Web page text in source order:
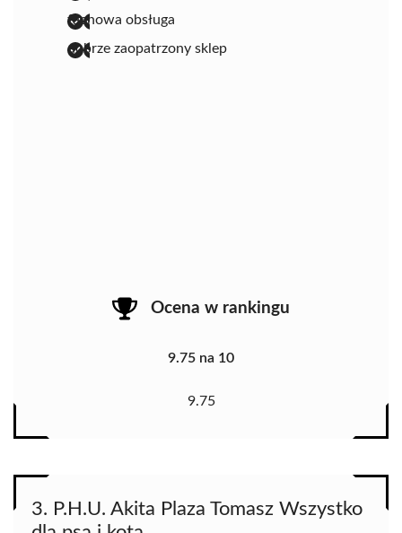
fachowa obsługa
dobrze zaopatrzony sklep
Ocena w rankingu
9.75 na 10
9.75
3. P.H.U. Akita Plaza Tomasz Wszystko